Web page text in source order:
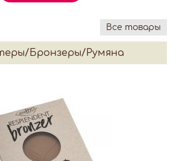
Все товары
Бронзеры/Румяна